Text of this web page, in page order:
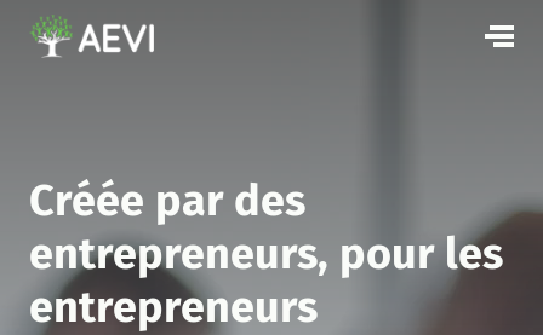
Créée par des
entrepreneurs, pour les
entrepreneurs